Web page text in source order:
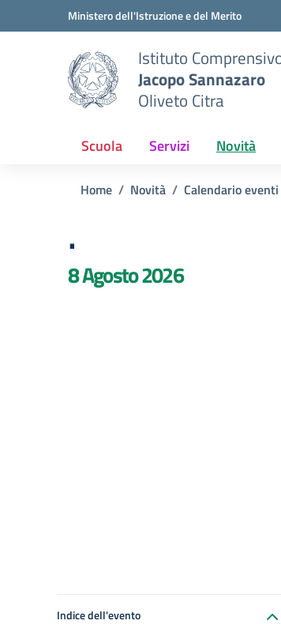
Vai ai contenuti
Vai al menu di navigazioneMinistero dell'Istruzione e del Merito
Istituto
Jacopo Sannazaro
Oliveto Citra
Scuola Servizi Novità
Home Novità Calendario eventi
.
8 Agosto 2026
Indice dell'evento